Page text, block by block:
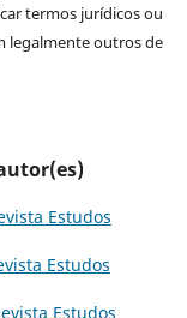
termos jurídicos ou
legalmente outros de
Estudos
Estudos
Estudos